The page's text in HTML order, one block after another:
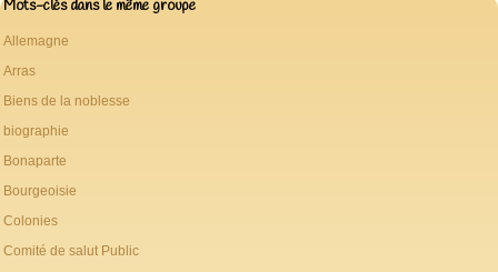
Mots-clés dans le même groupe
Allemagne
Arras
Biens de la noblesse
biographie
Bonaparte
Bourgeoisie
Colonies
Comité de salut Public